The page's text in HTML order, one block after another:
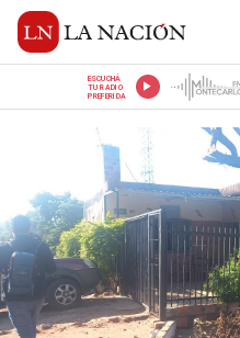
ESCUCHÁ
TU RADIO
PREFERIDA